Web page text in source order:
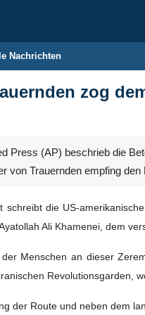
Nachrichten
zog